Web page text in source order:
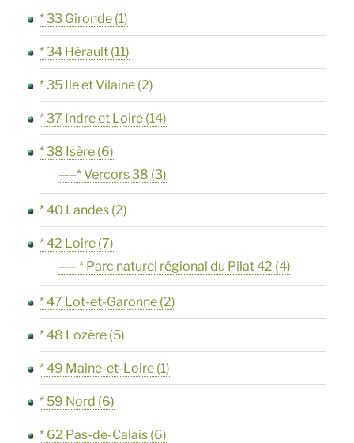
* 33 Gironde (1)
* 34 Hérault (11)
* 35 Ile et Vilaine (2)
* 37 Indre et Loire (14)
* 38 Isère (6)
—–* Vercors 38 (3)
* 40 Landes (2)
* 42 Loire (7)
—– * Parc naturel régional du Pilat 42 (4)
* 47 Lot-et-Garonne (2)
* 48 Lozère (5)
* 49 Maine-et-Loire (1)
* 59 Nord (6)
* 62 Pas-de-Calais (6)